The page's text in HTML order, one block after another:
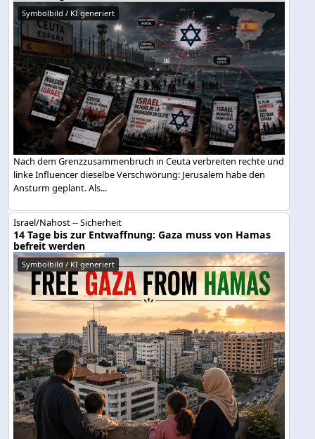
Symbolbild / KI generiert
Nach dem Grenzzusammenbruch in Ceuta verbreiten rechte und
linke Influencer dieselbe Verschwörung: Jerusalem habe den
Ansturm geplant. Als...
Israel/Nahost -- Sicherheit
14 Tage bis zur Entwaffnung: Gaza muss von Hamas
befreit werden
Symbolbild / KI generiert